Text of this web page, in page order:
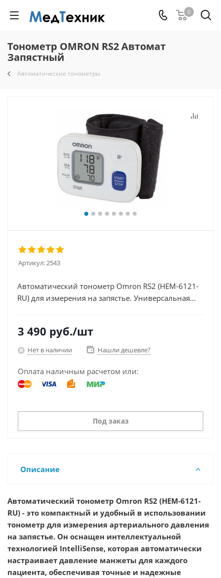
0
Тонометр OMRON RS2 Автомат
Запястный
Автоматические тонометры
Артикул:2543
Автоматический тонометр Omron RS2 (HEM-6121-
RU) для измерения на запястье. Универсальная...
3 490 руб./шт
Нет в наличии Нашли дешевле?
Оплата наличным расчетом или:
Под заказ
Описание
Автоматический тонометр Omron RS2 (HEM-6121-
RU) - это компактный и удобный в использовании
тонометр для измерения артериального давления
на запястье. Он оснащен интеллектуальной
технологией IntelliSense, которая автоматически
настраивает давление манжеты для каждого
пациента, обеспечивая точные и надежные